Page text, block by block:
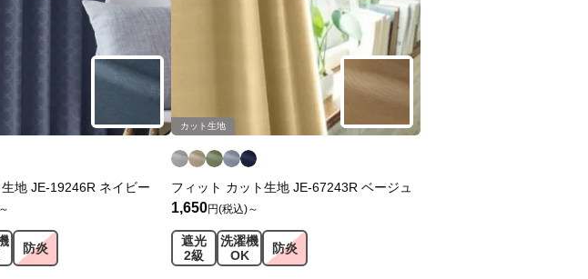
地 JE-19246R ネイビー
防炎
カット生地
フィット カット生地 JE-67243R ベージュ
1,650円(税込)～
遮光
2級
洗濯機
OK
防炎